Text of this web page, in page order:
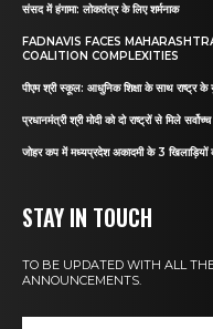
संसद में हंगामा: लोकतंत्र के लिए शर्मनाक
FADNAVIS FACES
COALITION COMPLEXITIES
पीएम श्री स्कूल: आधुनिक शिक्षा के साथ राष्ट्र के
प्रधानमंत्री श्री मोदी को दो राष्ट्रों से मिले
जोहर कप में मध्यप्रदेश अकादमी के 3 खिलाड़ियों
STAY IN TOUCH
TO BE UPDATED WITH ALL
ANNOUNCEMENTS.